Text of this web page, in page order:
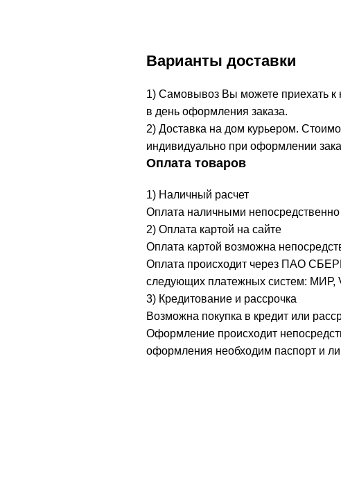
Варианты доставки
1) Самовывоз Вы можете приехать к
в день оформления заказа.
2) Доставка на дом курьером.
индивидуально при оформлении
Оплата товаров
1) Наличный расчет
Оплата наличными непосредственно
2) Оплата картой на сайте
Оплата картой возможна
Оплата происходит через ПАО
следующих платежных систем: МИР,
3) Кредитование и рассрочка
Возможна покупка в кредит или
Оформление происходит
оформления необходим паспорт и